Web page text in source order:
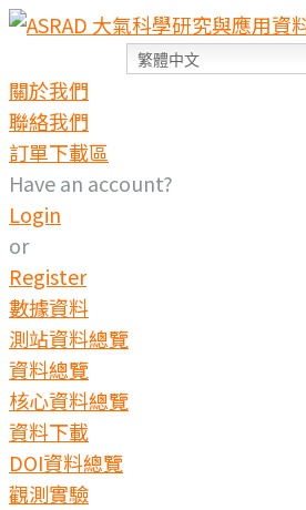
繁體中文
關於我們
聯絡我們
訂單下載區
Have an account?
Login
or
Register
數據資料
測站資料總覽
資料總覽
核心資料總覽
資料下載
DOI資料總覽
觀測實驗